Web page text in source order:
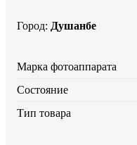
Город: Душанбе
Марка фотоаппарата
Состояние
Тип товара